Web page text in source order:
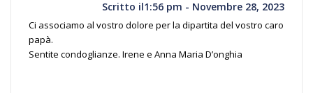
Scritto il1:56 pm - Novembre 28, 2023
Ci associamo al vostro dolore per la dipartita del vostro caro
papà.
Sentite condoglianze. Irene e Anna Maria D’onghia